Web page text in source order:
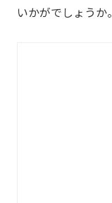
いかがでしょうか。